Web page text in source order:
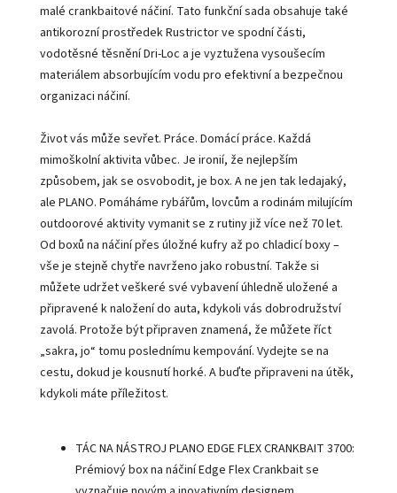
malé crankbaitové náčiní. Tato funkční sada obsahuje také
antikorozní prostředek Rustrictor ve spodní části,
vodotěsné těsnění Dri-Loc a je vyztužena vysoušecím
materiálem absorbujícím vodu pro efektivní a bezpečnou
organizaci náčiní.
Život vás může sevřet. Práce. Domácí práce. Každá
mimoškolní aktivita vůbec. Je ironií, že nejlepším
způsobem, jak se osvobodit, je box. A ne jen tak ledajaký,
ale PLANO. Pomáháme rybářům, lovcům a rodinám milujícím
outdoorové aktivity vymanit se z rutiny již více než 70 let.
Od boxů na náčiní přes úložné kufry až po chladicí boxy –
vše je stejně chytře navrženo jako robustní. Takže si
můžete udržet veškeré své vybavení úhledně uložené a
připravené k naložení do auta, kdykoli vás dobrodružství
zavolá. Protože být připraven znamená, že můžete říct
„sakra, jo“ tomu poslednímu kempování. Vydejte se na
cestu, dokud je kousnutí horké. A buďte připraveni na útěk,
kdykoli máte příležitost.
TÁC NA NÁSTROJ PLANO EDGE FLEX CRANKBAIT 3700:
Prémiový box na náčiní Edge Flex Crankbait se